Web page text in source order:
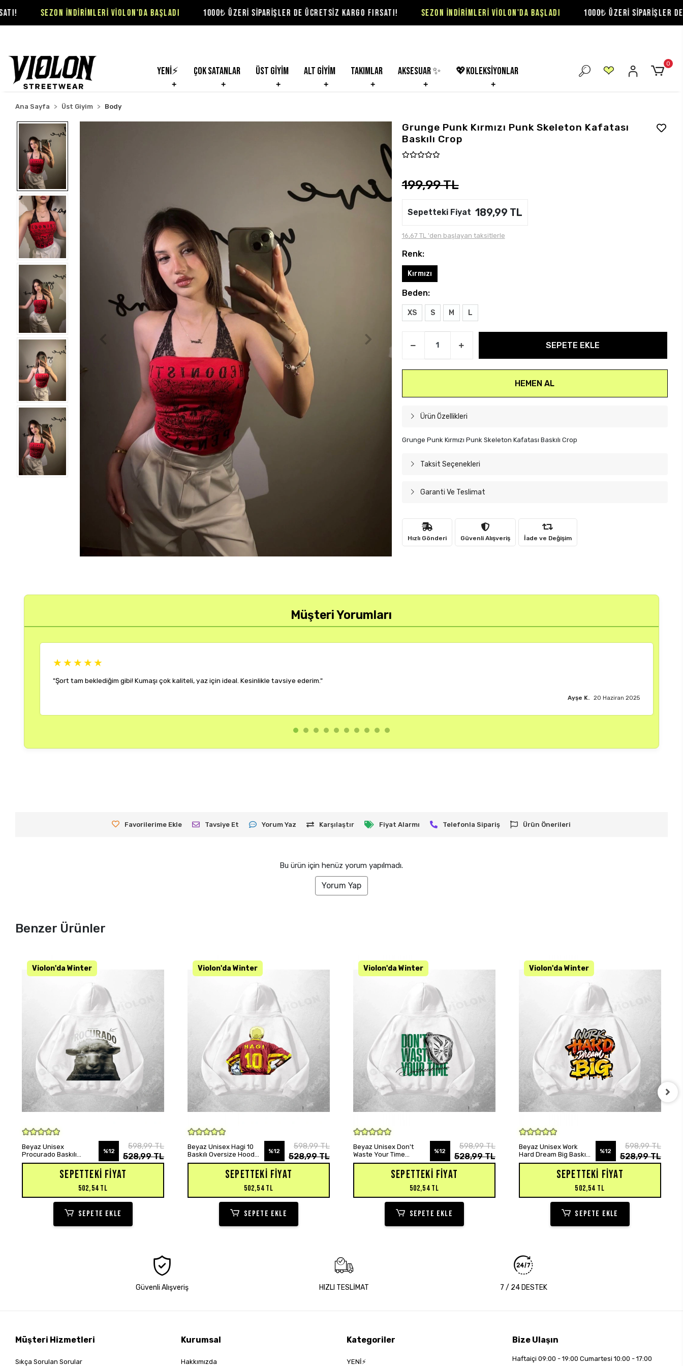
İNDİRİMLERİ VİOLON'DA BAŞLADI 1000₺ ÜZERİ SİPARİŞLER DE ÜCRETSİZ KARGO FIRSATI! SEZON İNDİRİMLERİ VİOLON'DA BAŞLADI 1000₺ ÜZERİ SİPARİŞLER DE ÜCRETSİZ
Yeni⚡ Çok Satanlar Üst Giyim Alt Giyim Takımlar Aksesuar ✨ 💖koleksiyonlar
0
Ana Sayfa Üst Giyim Body
Grunge Punk Kırmızı Punk Skeleton Kafatası
Baskılı Crop
199,99 TL
Sepetteki Fiyat 189,99 TL
16,67 TL 'den başlayan taksitlerle
Renk:
Kırmızı
Beden:
XS S M L
SEPETE EKLE
HEMEN AL
Ürün Özellikleri
Grunge Punk Kırmızı Punk Skeleton Kafatası Baskılı Crop
Taksit Seçenekleri
Garanti Ve Teslimat
Hızlı Gönderi Güvenli Alışveriş İade ve Değişim
Müşteri Yorumları
★★★★★
"Rengi ve kalıbı harika. Her kombinime uyum sağlıyor, çok memnun kaldım."
Burak M. 18 Haziran 2025
Favorilerime Ekle Tavsiye Et Yorum Yaz Karşılaştır Fiyat Alarmı Telefonla Sipariş Ürün Önerileri
Bu ürün için henüz yorum yapılmadı.
Yorum Yap
Benzer Ürünler
SEPETE EKLE
Beyaz Unisex
Procurado Baskılı
Oversize Hoodie
%12
598,99 TL
528,99 TL
SEPETTEKI FIYAT
502,54 TL
SEPETE EKLE
SEPETE EKLE
Beyaz Unisex Hagi 10
Baskılı Oversize Hoodie
Sweatshirt
%12
598,99 TL
528,99 TL
SEPETTEKI FIYAT
502,54 TL
SEPETE EKLE
SEPETE EKLE
Beyaz Unisex Don't
Waste Your Time
Baskılı Oversize Hoodie
%12
598,99 TL
528,99 TL
SEPETTEKI FIYAT
502,54 TL
SEPETE EKLE
SEPETE EKLE
Beyaz Unisex Work
Hard Dream Big Baskılı
Oversize Hoodie
%12
598,99 TL
528,99 TL
SEPETTEKI FIYAT
502,54 TL
SEPETE EKLE
Güvenli Alışveriş HIZLI TESLİMAT 7 / 24 DESTEK
Müşteri Hizmetleri
Sıkça Sorulan Sorular
Kurumsal
Hakkımızda
Kategoriler
YENİ⚡
Bize Ulaşın
Haftaiçi 09:00 - 19:00 Cumartesi 10:00 - 17:00